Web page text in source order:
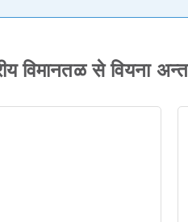
विमानतळ से वियना